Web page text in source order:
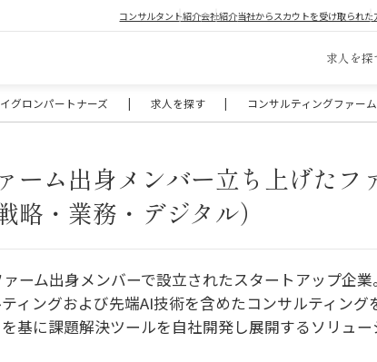
コンサルタント紹介会社紹介当社からスカウトを受け取られた
求人を探
グロンパートナーズ | 求人を探す | コンサルティングファーム
ーム出身メンバー立ち上げたフ
略・業務・デジタル）
ーム出身メンバーで設立されたスタートアップ企
ィングおよび先端AI技術を含めたコンサルティング
基に課題解決ツールを自社開発し展開するソリュ